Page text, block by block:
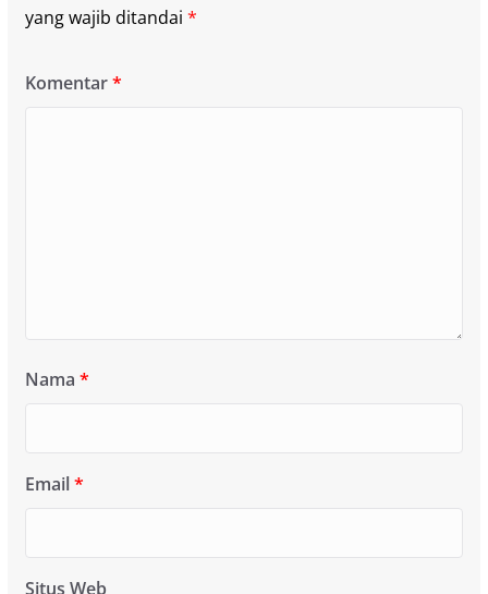
yang wajib ditandai *
Komentar*
Nama *
Email*
Situs Web